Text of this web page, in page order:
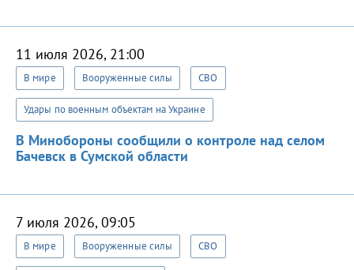
11 июля 2026, 21:00
В мире Вооруженные силы СВО
Удары по военным объектам на Украине
В Минобороны сообщили о контроле над селом
Бачевск в Сумской области
7 июля 2026, 09:05
В мире Вооруженные силы СВО